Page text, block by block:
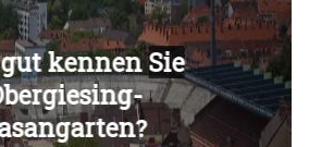
Überspringen